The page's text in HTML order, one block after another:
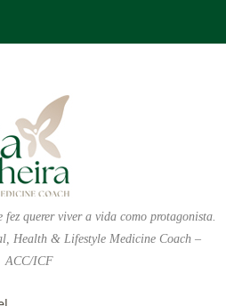
querer viver a vida como protagonista.
Health & Lifestyle Medicine Coach –
ACC/ICF